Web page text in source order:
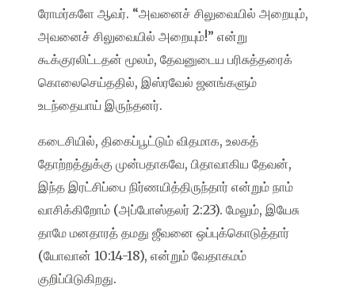
ரோமர்களே ஆவர். “அவனைச் சிலுவையில் அறையும்,
அவனைச் சிலுவையில் அறையும்!” என்று
கூக்குரலிட்டதன் மூலம், தேவனுடைய பரிசுத்தரைக்
கொலைசெய்ததில், இஸ்ரவேல் ஜனங்களும்
உடந்தையாய் இருந்தனர்.
கடைசியில், திகைப்பூட்டும் விதமாக, உலகத்
தோற்றத்துக்கு முன்பதாகவே, பிதாவாகிய தேவன்,
இந்த இரட்சிப்பை நிர்ணயித்திருந்தார் என்றும் நாம்
வாசிக்கிறோம் (அப்போஸ்தலர் 2:23). மேலும், இயேசு
தாமே மனதாரத் தமது ஜீவனை ஒப்புக்கொடுத்தார்
(யோவான் 10:14-18), என்றும் வேதாகமம்
குறிப்பிடுகிறது.